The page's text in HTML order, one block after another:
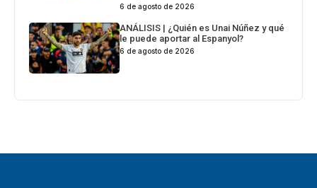
6 de agosto de 2026
ANÁLISIS | ¿Quién es Unai Núñez y qué
le puede aportar al Espanyol?
6 de agosto de 2026